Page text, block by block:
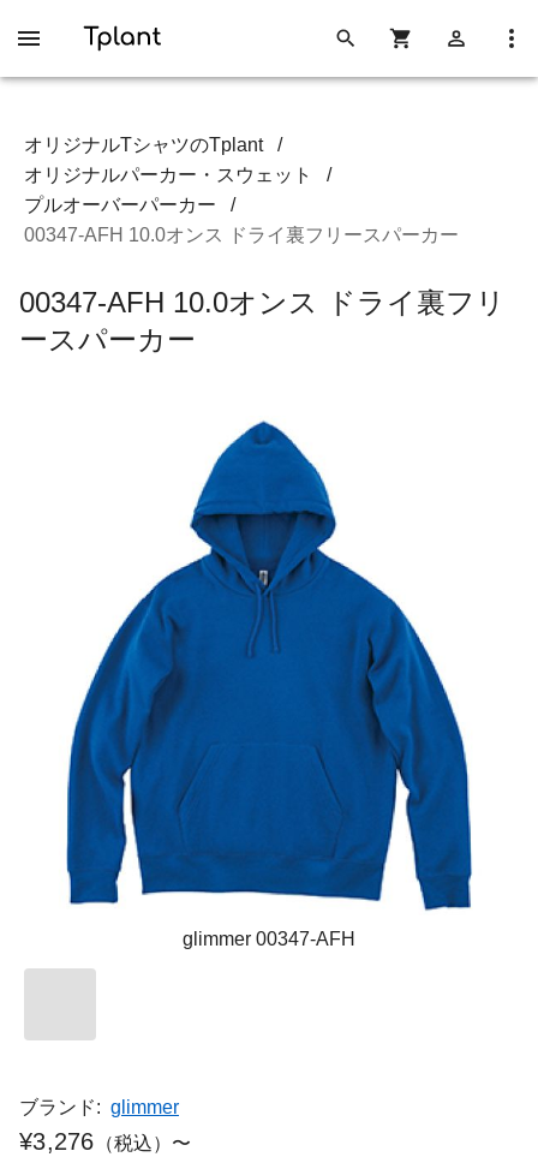
オリジナルTシャツのTplant
/
オリジナルパーカー・スウェット
/
プルオーバーパーカー
/
00347-AFH 10.0オンス ドライ裏フリースパーカー
00347-AFH 10.0オンス ドライ裏フリ
ースパーカー
glimmer 00347-AFH
ブランド: glimmer
¥3,276 （税込）〜